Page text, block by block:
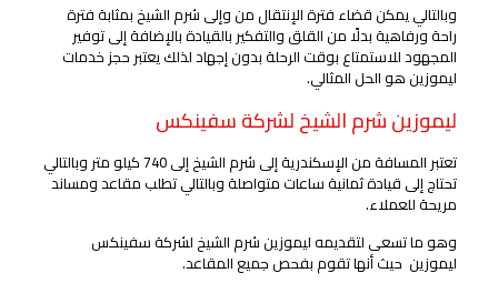
وبالتالي يمكن قضاء فترة الإنتقال من وإلى شرم الشيخ بمثابة فترة
راحة ورفاهية بدلًا من القلق والتفكير بالقيادة بالإضافة إلى توفير
المجهود للاستمتاع بوقت الرحلة بدون إجهاد لذلك يعتبر حجز خدمات
ليموزين هو الحل المثالي.
ليموزين شرم الشيخلشركة سفينكس
تعتبر المسافة من الإسكندرية إلى شرم الشيخ إلى 740 كيلو متر وبالتالي
تحتاج إلى قيادة ثمانية ساعات متواصلة وبالتالي تطلب مقاعد ومساند
مريحة للعملاء.
وهو ما تسعى لتقديمه ليموزين شرم الشيخ لشركة سفينكس
ليموزين حيث أنها تقوم بفحص جميع المقاعد.